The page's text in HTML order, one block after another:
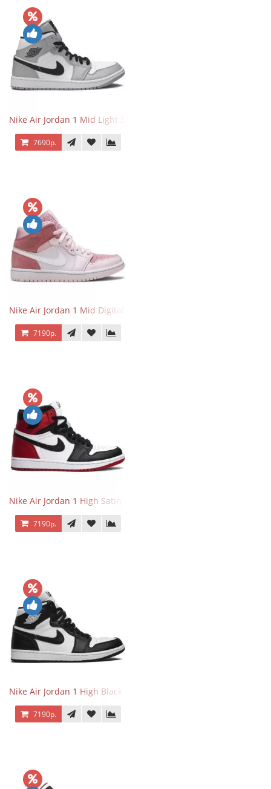
Nike Air Jordan 1 Mid Light Smoke Grey
7690р.
Nike Air Jordan 1 Mid Digital Pink
7190р.
Nike Air Jordan 1 High Satin Black Toe
7190р.
Nike Air Jordan 1 High Black White
7190р.